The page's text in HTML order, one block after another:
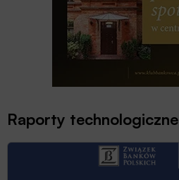
Raporty technologiczne